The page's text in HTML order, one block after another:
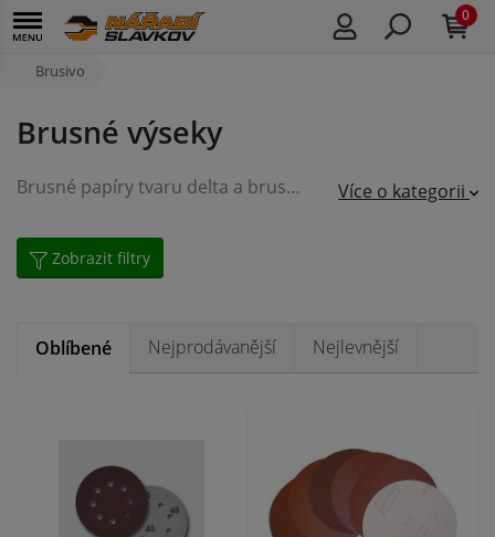
0
Brusivo
Brusné výseky
Brusné papíry tvaru delta a brusné kotouče. Výseky s korundovým zrnem různé zrnitosti, způsob upevnění: suchý zip. Vhodné k broušení měkkého/tvrdého dřeva, dřevotřísky, plastů apod. Více o kategorii
Zobrazit filtry
Oblíbené Nejprodávanější Nejlevnější